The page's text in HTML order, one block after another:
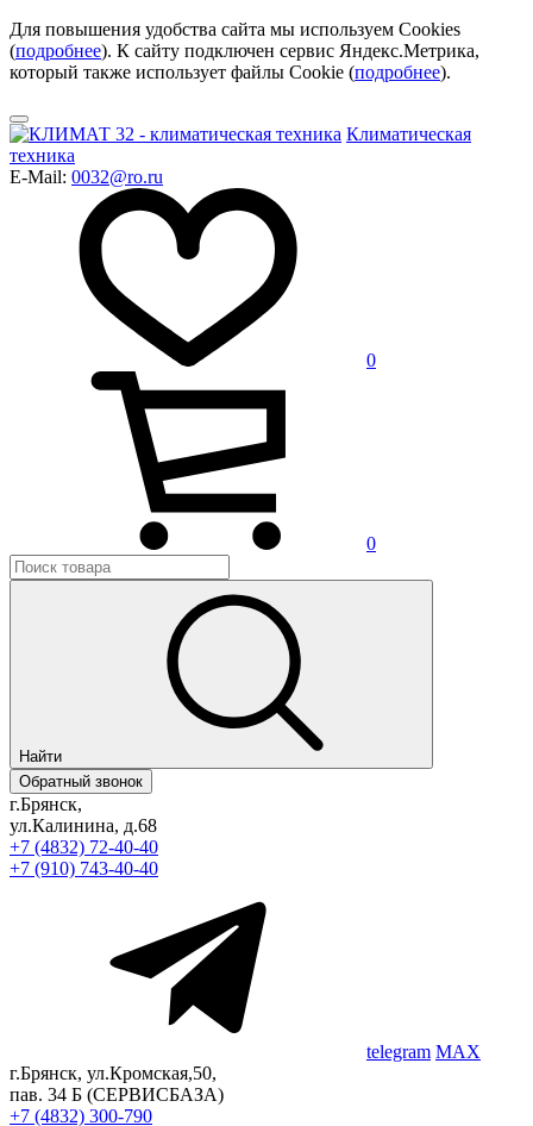
Для повышения удобства сайта мы используем Cookies
(подробнее). К сайту подключен сервис Яндекс.Метрика,
который также использует файлы Cookie (подробнее).
Климатическая
техника
E-Mail: 0032@ro.ru
0
0
Найти
Обратный звонок
г.Брянск,
ул.Калинина, д.68
+7 (4832) 72-40-40
+7 (910) 743-40-40
telegram MAX
г.Брянск, ул.Кромская,50,
пав. 34 Б (СЕРВИСБАЗА)
+7 (4832) 300-790